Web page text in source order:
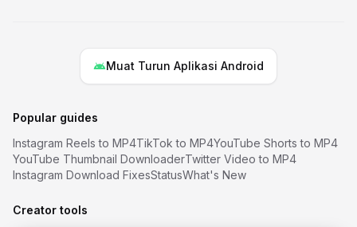
Muat Turun Aplikasi Android
Popular guides
Instagram Reels to MP4TikTok to MP4YouTube Shorts to MP4
YouTube Thumbnail DownloaderTwitter Video to MP4
Instagram Download FixesStatusWhat's New
Creator tools